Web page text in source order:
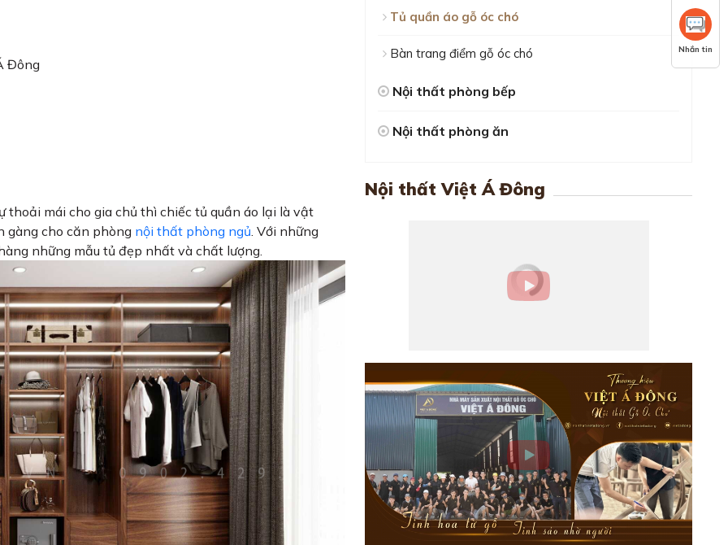
Đông
thoải mái cho gia chủ thì chiếc tủ quần áo lại là vật
gàng cho căn phòng nội thất phòng ngủ . Với những
những mẫu tủ đẹp nhất và chất lượng.
Tủ quần áo gỗ óc chó
Bàn trang điểm gỗ óc chó
Nội thất phòng bếp
Nội thất phòng ăn
Nội thất Việt Á Đông
Nhắn tin